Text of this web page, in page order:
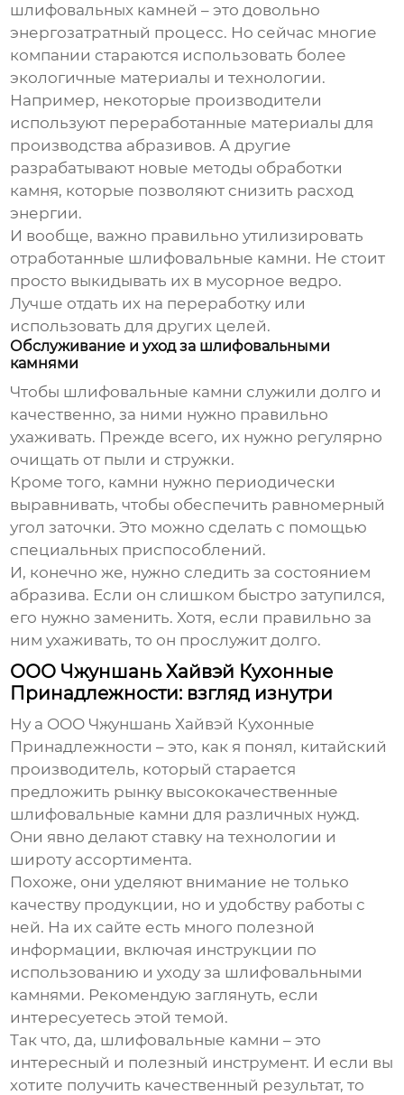
шлифовальных камней – это довольно
энергозатратный процесс. Но сейчас многие
компании стараются использовать более
экологичные материалы и технологии.
Например, некоторые производители
используют переработанные материалы для
производства абразивов. А другие
разрабатывают новые методы обработки
камня, которые позволяют снизить расход
энергии.
И вообще, важно правильно утилизировать
отработанные шлифовальные камни. Не стоит
просто выкидывать их в мусорное ведро.
Лучше отдать их на переработку или
использовать для других целей.
Обслуживание и уход за шлифовальными
камнями
Чтобы шлифовальные камни служили долго и
качественно, за ними нужно правильно
ухаживать. Прежде всего, их нужно регулярно
очищать от пыли и стружки.
Кроме того, камни нужно периодически
выравнивать, чтобы обеспечить равномерный
угол заточки. Это можно сделать с помощью
специальных приспособлений.
И, конечно же, нужно следить за состоянием
абразива. Если он слишком быстро затупился,
его нужно заменить. Хотя, если правильно за
ним ухаживать, то он прослужит долго.
ООО Чжуншань Хайвэй Кухонные
Принадлежности: взгляд изнутри
Ну а ООО Чжуншань Хайвэй Кухонные
Принадлежности – это, как я понял, китайский
производитель, который старается
предложить рынку высококачественные
шлифовальные камни для различных нужд.
Они явно делают ставку на технологии и
широту ассортимента.
Похоже, они уделяют внимание не только
качеству продукции, но и удобству работы с
ней. На их сайте есть много полезной
информации, включая инструкции по
использованию и уходу за шлифовальными
камнями. Рекомендую заглянуть, если
интересуетесь этой темой.
Так что, да, шлифовальные камни – это
интересный и полезный инструмент. И если вы
хотите получить качественный результат, то